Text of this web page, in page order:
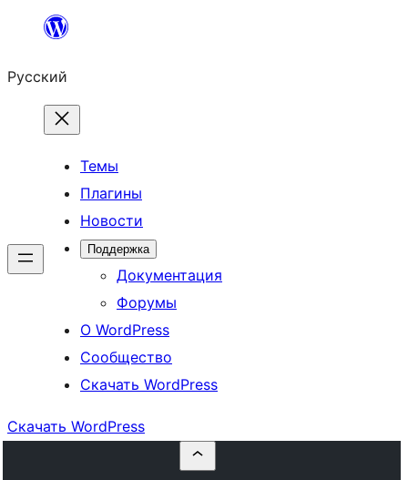
Перейти
содержимому
Русский
Темы
Плагины
Новости
Поддержка
Документация
Форумы
О WordPress
Сообщество
Скачать WordPress
Скачать WordPress